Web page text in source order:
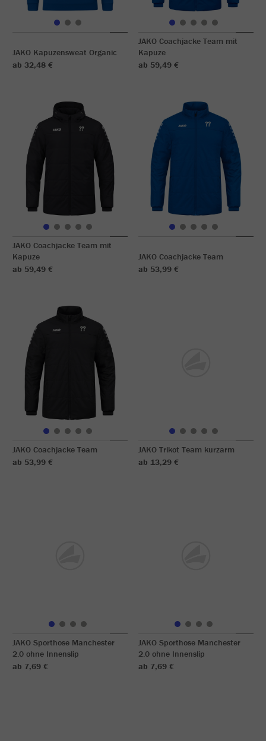
JAKO Kapuzensweat Organic
ab 32,48 €
JAKO Coachjacke Team mit
Kapuze
ab 59,49 €
JAKO Coachjacke Team mit
Kapuze
ab 59,49 €
JAKO Coachjacke Team
ab 53,99 €
JAKO Coachjacke Team
ab 53,99 €
JAKO Trikot Team kurzarm
ab 13,29 €
JAKO Sporthose Manchester
2.0 ohne Innenslip
ab 7,69 €
JAKO Sporthose Manchester
2.0 ohne Innenslip
ab 7,69 €